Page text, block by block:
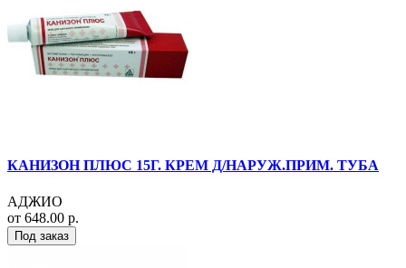
КАНИЗОН ПЛЮС 15Г. КРЕМ Д/НАРУЖ.ПРИМ. ТУБА
АДЖИО
от 648.00 р.
Под заказ